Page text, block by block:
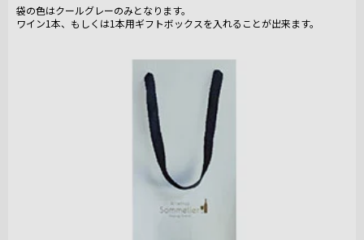
袋の色はクールグレーのみとなります。
ワイン1本、もしくは1本用ギフトボックスを入れることが出来ます。